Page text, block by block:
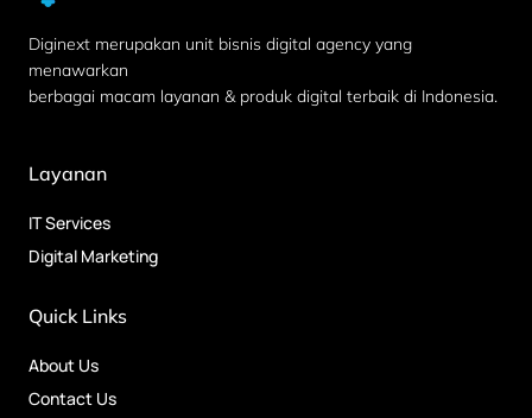
Diginext merupakan unit bisnis digital agency yang
menawarkan
berbagai macam layanan & produk digital terbaik di Indonesia.
Layanan
IT Services
Digital Marketing
Quick Links
About Us
Contact Us